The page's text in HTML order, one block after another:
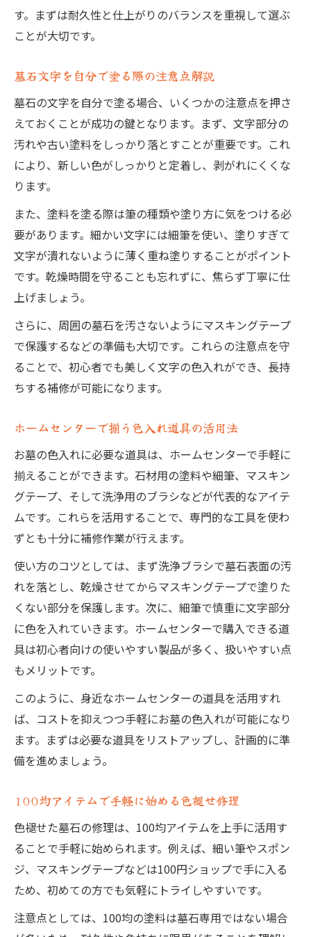
100均やホームセンターで揃う必須アイテム
墓石文字補修セットの使い方を詳しく紹介
す。まずは耐久性と仕上がりのバランスを重視して選ぶ
ことが大切です。
墓石文字を自分で塗る際の注意点解説
墓石の文字を自分で塗る場合、いくつかの注意点を押さ
えておくことが成功の鍵となります。まず、文字部分の
汚れや古い塗料をしっかり落とすことが重要です。これ
により、新しい色がしっかりと定着し、剥がれにくくな
ります。
また、塗料を塗る際は筆の種類や塗り方に気をつける必
要があります。細かい文字には細筆を使い、塗りすぎて
文字が潰れないように薄く重ね塗りすることがポイント
です。乾燥時間を守ることも忘れずに、焦らず丁寧に仕
上げましょう。
さらに、周囲の墓石を汚さないようにマスキングテープ
で保護するなどの準備も大切です。これらの注意点を守
ることで、初心者でも美しく文字の色入れができ、長持
ちする補修が可能になります。
ホームセンターで揃う色入れ道具の活用法
お墓の色入れに必要な道具は、ホームセンターで手軽に
揃えることができます。石材用の塗料や細筆、マスキン
グテープ、そして洗浄用のブラシなどが代表的なアイテ
ムです。これらを活用することで、専門的な工具を使わ
ずとも十分に補修作業が行えます。
使い方のコツとしては、まず洗浄ブラシで墓石表面の汚
れを落とし、乾燥させてからマスキングテープで塗りた
くない部分を保護します。次に、細筆で慎重に文字部分
に色を入れていきます。ホームセンターで購入できる道
具は初心者向けの使いやすい製品が多く、扱いやすい点
もメリットです。
このように、身近なホームセンターの道具を活用すれ
ば、コストを抑えつつ手軽にお墓の色入れが可能になり
ます。まずは必要な道具をリストアップし、計画的に準
備を進めましょう。
100均アイテムで手軽に始める色褪せ修理
色褪せた墓石の修理は、100均アイテムを上手に活用す
ることで手軽に始められます。例えば、細い筆やスポン
ジ、マスキングテープなどは100円ショップで手に入る
ため、初めての方でも気軽にトライしやすいです。
注意点としては、100均の塗料は墓石専用ではない場合